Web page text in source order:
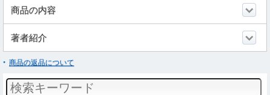
商品の内容
著者紹介
商品の返品について